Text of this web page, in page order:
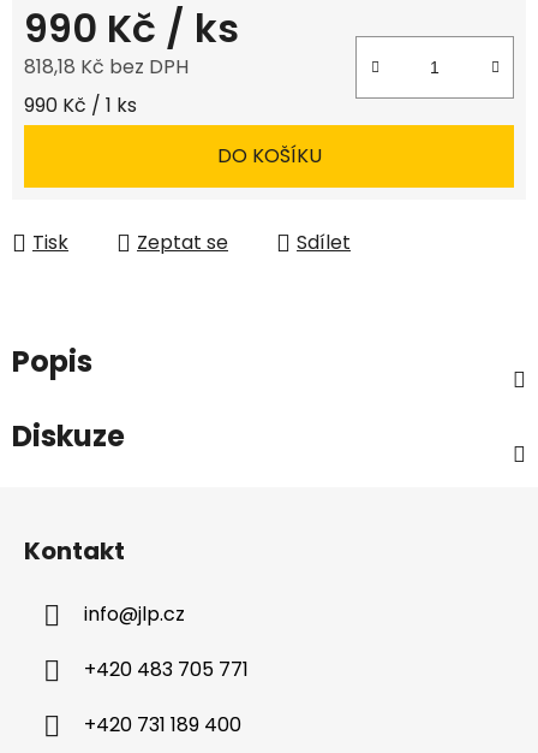
990 Kč / ks
818,18 Kč bez DPH
Měrná cena:
990 Kč / 1 ks
DO KOŠÍKU
Tisk Zeptat se Sdílet
Popis
Diskuze
Kontakt
info@jlp.cz
+420 483 705 771
+420 731 189 400